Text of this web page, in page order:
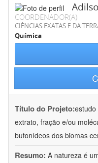
COORDENADOR(A)
CIÊNCIAS EXATAS E DA
Química
Título do Projeto:estudo
extrato, fração e/ou
bufonídeos dos biomas
Resumo: A natureza é